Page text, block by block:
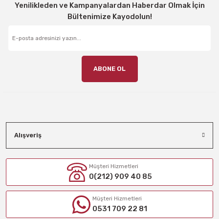
Yenilikleden ve Kampanyalardan Haberdar Olmak İçin
Bültenimize Kayodolun!
ABONE OL
Alışveriş
Müşteri Hizmetleri
0(212) 909 40 85
Müşteri Hizmetleri
0531 709 22 81